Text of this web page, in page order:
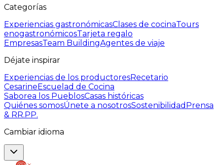
Categorías
Experiencias gastronómicasClases de cocinaTours
enogastronómicosTarjeta regalo
EmpresasTeam BuildingAgentes de viaje
Déjate inspirar
Experiencias de los productoresRecetario
CesarineEscuelad de Cocina
Saborea los PueblosCasas históricas
Quiénes somosÚnete a nosotrosSostenibilidad Prensa
& RR.PP.
Cambiar idioma